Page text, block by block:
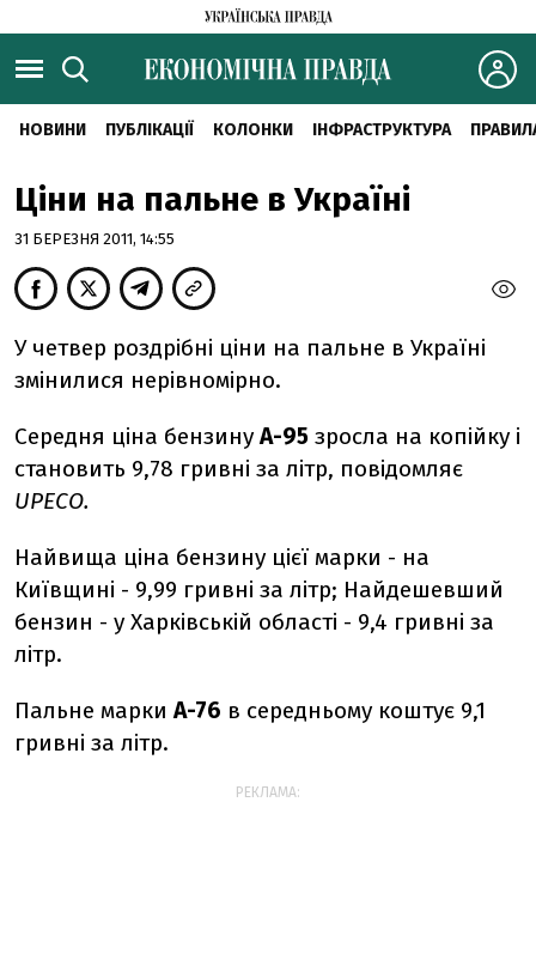
НОВИНИ ПУБЛІКАЦІЇ КОЛОНКИ ІНФРАСТРУКТУРА
Ціни на пальне в Україні
31 БЕРЕЗНЯ 2011, 14:55
У четвер роздрібні ціни на пальне в Україні
змінилися нерівномірно.
Середня ціна бензинуА-95 зросла на копійку і
становить 9,78 гривні за літр, повідомляє
UPECO.
Найвища ціна бензину цієї марки - на
Київщині - 9,99 гривні за літр; Найдешевший
бензин - у Харківській області - 9,4 гривні за
літр.
Пальне маркиА-76 в середньому коштує 9,1
гривні за літр.
РЕКЛАМА: